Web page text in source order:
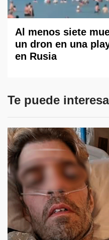
Al menos siete
un dron en una
en Rusia
Te puede